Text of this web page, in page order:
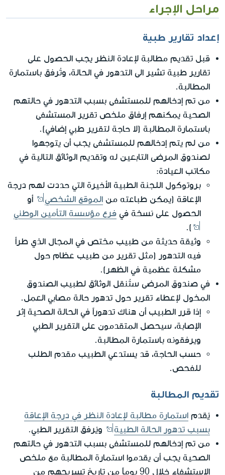
مراحل الإجراء
إعداد تقارير طبية
قبل تقديم مطالبة لإعادة النظر يجب الحصول على
تقارير طبية تشير الى التدهور في الحالة، وتُرفق باستمارة
المطالبة.
من تم إدخالهم للمستشفى بسبب التدهور في حالتهم
الصحية يمكنهم إرفاق ملخص تقرير المستشفى
باستمارة المطالبة (لا حاجة لتقرير طبي إضافي).
من لم يتم إدخالهم للمستشفى يجب أن يتوجهوا
لصندوق المرضى التابعين له وتقديم الوثائق التالية في
مكاتب العيادة:
بروتوكول اللجنة الطبية الأخيرة التي حددت لهم درجة
الإعاقة (يمكن طباعته من الموقع الشخصي
أو
الحصول على نسخة في فرع مؤسسة التأمين الوطني
).
وثيقة حديثة من طبيب مختص في المجال الذي طرأ
فيه التدهور (مثل تقرير من طبيب عظام حول
مشكلة عظمية في الظهر).
في صندوق المرضى ستُنقل الوثائق لطبيب الصندوق
المخول لإعطاء تقرير حول تدهور حالة مصابي العمل.
إذا قرر الطبيب أن هناك تدهوراً في الحالة الصحية إثر
الإصابة، سيحصل المتقدمون على التقرير الطبي
ويرفقونه باستمارة المطالبة.
حسب الحاجة، قد يستدعي الطبيب مقدم الطلب
للفحص.
تقديم المطالبة
يُقدم استمارة مطالبة لإعادة النظر في درجة الإعاقة
بسبب تدهور الحالة الطبية
ويُرفق التقرير الطبي.
من تم إدخالهم للمستشفى بسبب التدهور في حالتهم
الصحية يجب أن يقدموا استمارة المطالبة مع ملخص
الإستشفاء خلال 90 يوماً من تاريخ تسريحهم من